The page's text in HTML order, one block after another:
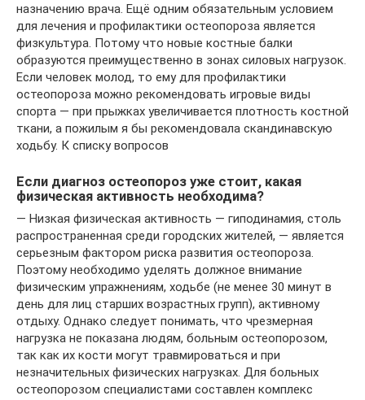
назначению врача. Ещё одним обязательным условием
для лечения и профилактики остеопороза является
физкультура. Потому что новые костные балки
образуются преимущественно в зонах силовых нагрузок.
Если человек молод, то ему для профилактики
остеопороза можно рекомендовать игровые виды
спорта — при прыжках увеличивается плотность костной
ткани, а пожилым я бы рекомендовала скандинавскую
ходьбу. К списку вопросов
Если диагноз остеопороз уже стоит, какая
физическая активность необходима?
— Низкая физическая активность — гиподинамия, столь
распространенная среди городских жителей, — является
серьезным фактором риска развития остеопороза.
Поэтому необходимо уделять должное внимание
физическим упражнениям, ходьбе (не менее 30 минут в
день для лиц старших возрастных групп), активному
отдыху. Однако следует понимать, что чрезмерная
нагрузка не показана людям, больным остеопорозом,
так как их кости могут травмироваться и при
незначительных физических нагрузках. Для больных
остеопорозом специалистами составлен комплекс